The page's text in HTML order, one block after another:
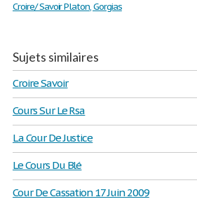
Croire/ Savoir Platon, Gorgias
Sujets similaires
Croire Savoir
Cours Sur Le Rsa
La Cour De Justice
Le Cours Du Blé
Cour De Cassation 17 Juin 2009